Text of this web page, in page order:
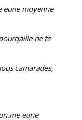
eune moyenne
ne te
camarades,
eune